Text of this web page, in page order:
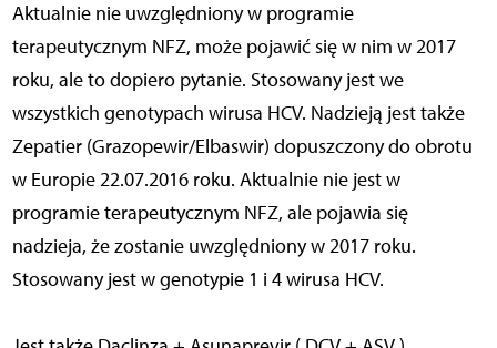
Aktualnie nie uwzględniony w programie
terapeutycznym NFZ, może pojawić się w nim w 2017
roku, ale to dopiero pytanie. Stosowany jest we
wszystkich genotypach wirusa HCV. Nadzieją jest także
Zepatier (Grazopewir/Elbaswir) dopuszczony do obrotu
w Europie 22.07.2016 roku. Aktualnie nie jest w
programie terapeutycznym NFZ, ale pojawia się
nadzieja, że zostanie uwzględniony w 2017 roku.
Stosowany jest w genotypie 1 i 4 wirusa HCV.